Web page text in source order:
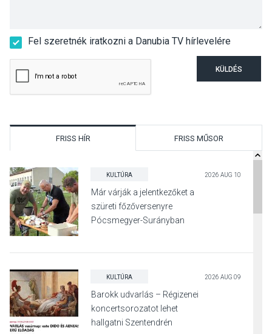
Fel szeretnék iratkozni a Danubia TV hírlevelére
KÜLDÉS
FRISS HÍR FRISS MŰSOR
KULTÚRA 2026 AUG 10
Már várják a jelentkezőket a
szüreti főzőversenyre
Pócsmegyer-Surányban
KULTÚRA 2026 AUG 09
Barokk udvarlás – Régizenei
koncertsorozatot lehet
hallgatni Szentendrén